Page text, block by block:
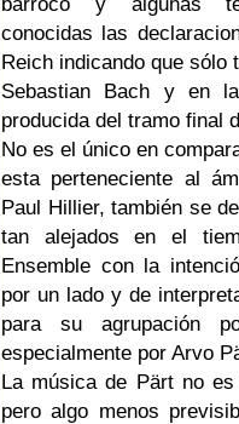
conocidas las
Reich indicando que sólo
Sebastian Bach y en
producida del tramo final
No es el único en
esta perteneciente al
Paul Hillier, también se
tan alejados en el
Ensemble con la
por un lado y de
para su agrupación
especialmente por Arvo
La música de Pärt no
pero algo menos